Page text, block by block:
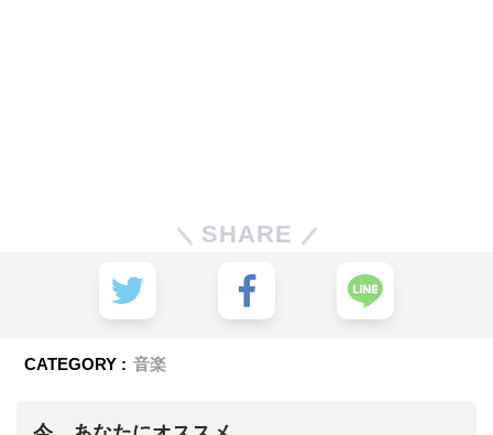
SHARE
CATEGORY : 音楽